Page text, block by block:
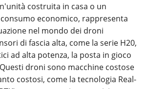
costruita in casa o un
economico, rappresenta
nel mondo dei droni
di fascia alta, come la serie H20,
ad alta potenza, la posta in gioco
droni sono macchine costose
costosi, come la tecnologia Real-